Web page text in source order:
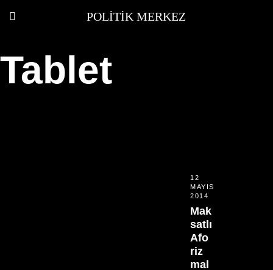
POLITIK MERKEZ
Tablet
12
MAYIS
2014
Mak
satlı
Afo
riz
mal